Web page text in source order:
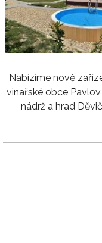
Nabízíme nově
vinařské obce
nádrž a hrad